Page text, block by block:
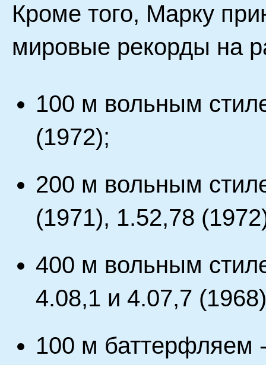
Кроме того, Марку
мировые рекорды на
100 м вольным
(1972);
200 м вольным
(1971), 1.52,78
400 м вольным
4.08,1 и 4.07,7
100 м баттерфляем